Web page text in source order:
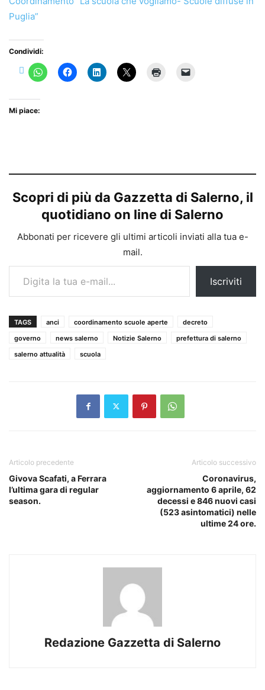
Puglia”
Condividi:
Mi piace:
Scopri di più da Gazzetta di Salerno, il
quotidiano on line di Salerno
Abbonati per ricevere gli ultimi articoli inviati alla tua e-
mail.
Digita la tua e-mail...
Iscriviti
TAGS anci coordinamento scuole aperte
decreto
governo
news salerno Notizie Salerno
prefettura di salerno
salerno attualità
scuola
Articolo precedente
Givova Scafati, a Ferrara
l’ultima gara di regular
season.
Articolo successivo
Coronavirus,
aggiornamento 6 aprile, 62
decessi e 846 nuovi casi
(523 asintomatici) nelle
ultime 24 ore.
Redazione Gazzetta di Salerno